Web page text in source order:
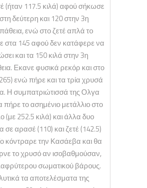
(ήταν 117.5 κιλά) αφού σήκωσε
δεύτερη και 120 στην 3η
ενώ στο ζετέ απλά το
στα 145 αφού δεν κατάφερε να
και τα 150 κιλά στην 3η
Εκανε φυσικά ρεκόρ και στο
ενώ πήρε και τα τρία χρυσά
Η συμπατριώτισσά της Ολγα
πήρε το ασημένιο μετάλλιο στο
(με 252.5 κιλά) και άλλα δυο
σε αρασέ (110) και ζετέ (142.5)
κόντραρε την Κασάεβα και θα
το χρυσό αν ισοβαθμούσαν,
σωματικού βάρους.
τα αποτελέσματα της